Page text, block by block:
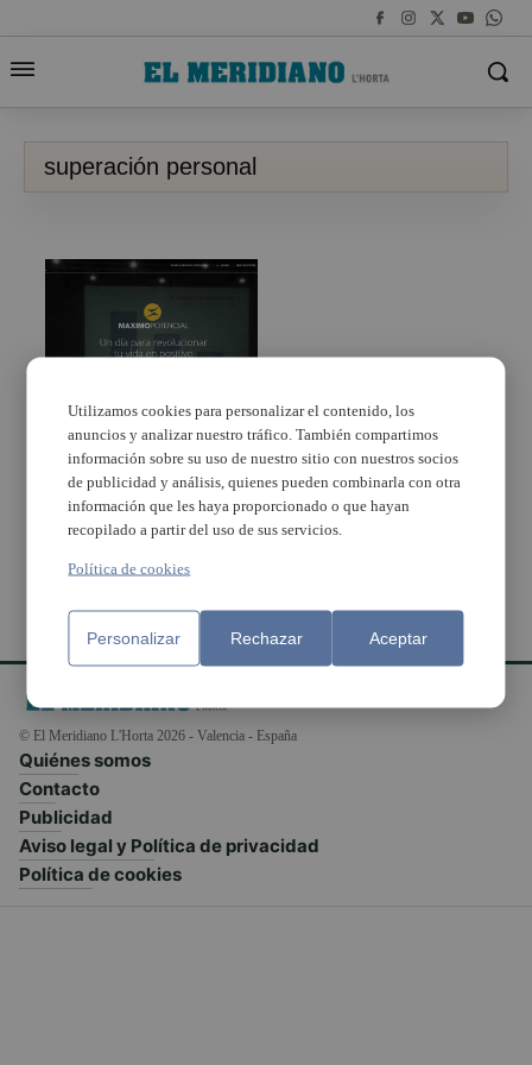
superación personal
Llega a Paterna el
seminario ‘Un día para
revolucionar tu vida en
positivo’
© El Meridiano L'Horta 2026 - Valencia - España
Quiénes somos
Contacto
Publicidad
Aviso legal y Política de privacidad
Política de cookies
Utilizamos cookies para personalizar el contenido, los
anuncios y analizar nuestro tráfico. También compartimos
información sobre su uso de nuestro sitio con nuestros socios
de publicidad y análisis, quienes pueden combinarla con otra
información que les haya proporcionado o que hayan
recopilado a partir del uso de sus servicios.
Política de cookies
Personalizar Rechazar Aceptar